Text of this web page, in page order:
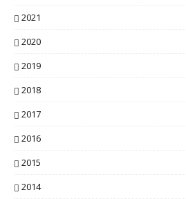
2021
2020
2019
2018
2017
2016
2015
2014